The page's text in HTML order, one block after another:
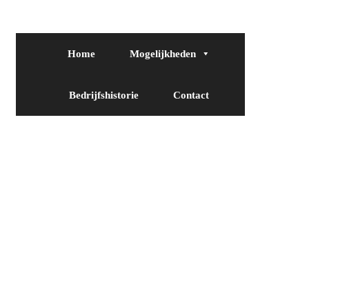
Home Mogelijkheden
Bedrijfshistorie Contact